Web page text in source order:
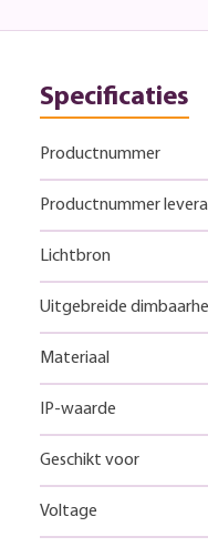
Specificaties
Productnummer
Productnummer
Lichtbron
Uitgebreide
Materiaal
IP-waarde
Geschikt voor
Voltage